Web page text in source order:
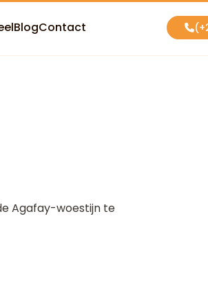
BlogContact
Agafay-woestijn te